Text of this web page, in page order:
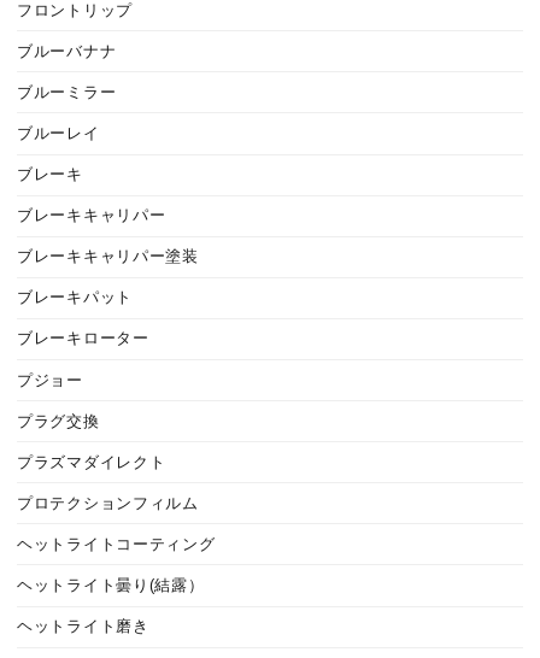
フロントリップ
ブルーバナナ
ブルーミラー
ブルーレイ
ブレーキ
ブレーキキャリパー
ブレーキキャリパー塗装
ブレーキパット
ブレーキローター
プジョー
プラグ交換
プラズマダイレクト
プロテクションフィルム
ヘットライトコーティング
ヘットライト曇り(結露）
ヘットライト磨き